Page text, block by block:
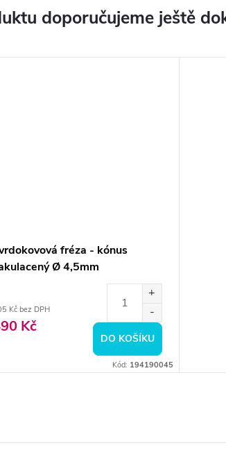
doporučujeme ještě
fréza - kónus
Ø 4,5mm
Kč bez DPH
Kč
DO KOŠÍKU
Kód: 194190045